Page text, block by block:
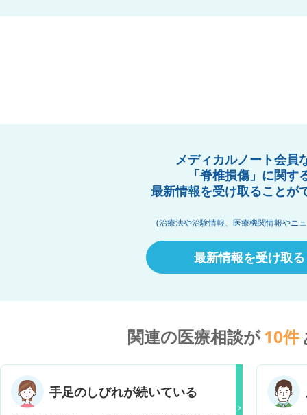
メディカルノート会員
「脊椎損傷」に関す
最新情報を受け取ることが
(治療法や治験情報、医療機関情報やニ
最新情報を受け取る
関連の医療相談が10件
手足のしびれが続いている